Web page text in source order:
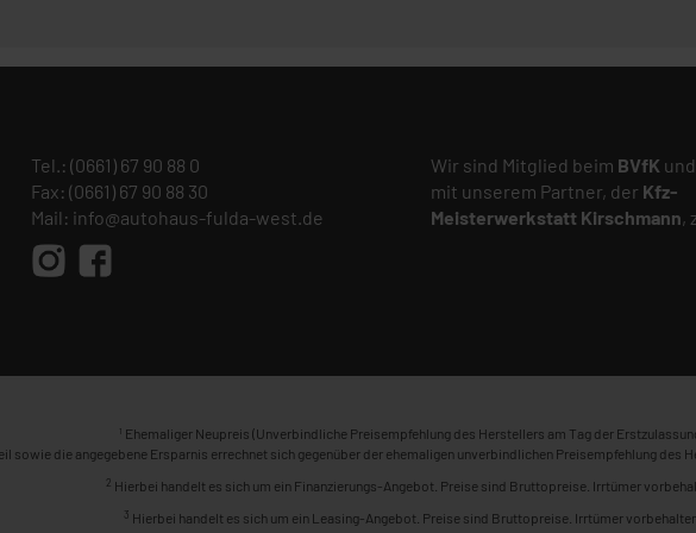
Tel.: (0661) 67 90 88 0
Fax: (0661) 67 90 88 30
Mail: info@autohaus-fulda-west.de
Wir sind Mitglied beim BVfK
mit unserem Partner, der Kfz-
Meisterwerkstatt Kirschmann,
1 Ehemaliger Neupreis (Unverbindliche Preisempfehlung des Herstellers am Tag der
sowie die angegebene Ersparnis errechnet sich gegenüber der ehemaligen unverbindlichen Preisempfehlung des
2 Hierbei handelt es sich um ein Finanzierungs-Angebot. Preise sind Bruttopreise. Irrtümer
3 Hierbei handelt es sich um ein Leasing-Angebot. Preise sind Bruttopreise. Irrtümer